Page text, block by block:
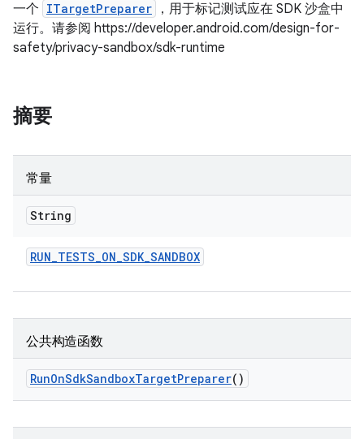
一个 ITargetPreparer
，用于标记测试应在 SDK 沙盒中
运行。请参阅 https://developer.android.com/design-for-
safety/privacy-sandbox/sdk-runtime
摘要
常量
String
RUN_TESTS_ON_SDK_SANDBOX
公共构造函数
RunOnSdkSandboxTargetPreparer()